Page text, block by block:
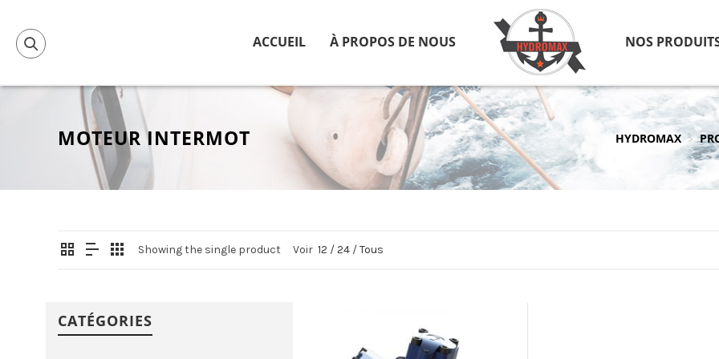
ACCUEIL À PROPOS DE NOUS NOS
MOTEUR INTERMOT HYDROMAX >
Showing the single product Voir 12 /24 /Tous
CATÉGORIES